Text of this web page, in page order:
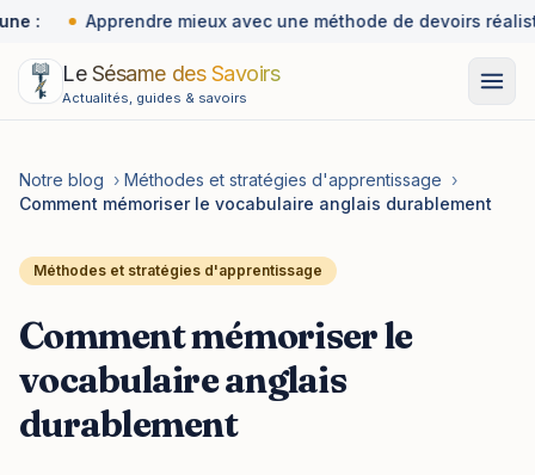
: Apprendre mieux avec une méthode de devoirs
Le Sésame des Savoirs
Actualités, guides & savoirs
Notre blog › Méthodes et stratégies d'apprentissage ›
Comment mémoriser le vocabulaire anglais durablement
Méthodes et stratégies d'apprentissage
Comment mémoriser le
vocabulaire anglais
durablement